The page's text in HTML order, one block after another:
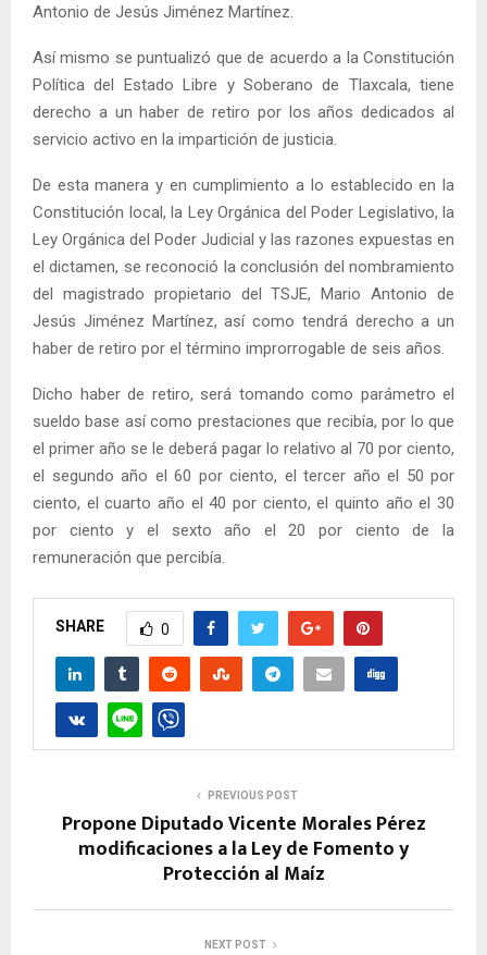
Antonio de Jesús Jiménez Martínez.
Así mismo se puntualizó que de acuerdo a la Constitución
Política del Estado Libre y Soberano de Tlaxcala, tiene
derecho a un haber de retiro por los años dedicados al
servicio activo en la impartición de justicia.
De esta manera y en cumplimiento a lo establecido en la
Constitución local, la Ley Orgánica del Poder Legislativo, la
Ley Orgánica del Poder Judicial y las razones expuestas en
el dictamen, se reconoció la conclusión del nombramiento
del magistrado propietario del TSJE, Mario Antonio de
Jesús Jiménez Martínez, así como tendrá derecho a un
haber de retiro por el término improrrogable de seis años.
Dicho haber de retiro, será tomando como parámetro el
sueldo base así como prestaciones que recibía, por lo que
el primer año se le deberá pagar lo relativo al 70 por ciento,
el segundo año el 60 por ciento, el tercer año el 50 por
ciento, el cuarto año el 40 por ciento, el quinto año el 30
por ciento y el sexto año el 20 por ciento de la
remuneración que percibía.
SHARE 0
PREVIOUS POST
Propone Diputado Vicente Morales Pérez
modificaciones a la Ley de Fomento y
Protección al Maíz
NEXT POST